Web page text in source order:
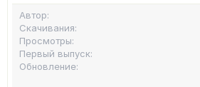
Автор
Скачивания
Просмотры
Первый выпуск
Обновление